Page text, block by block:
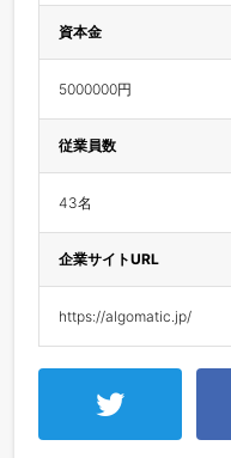
資本金
5000000円
従業員数
43名
企業サイトURL
https://algomatic.jp/